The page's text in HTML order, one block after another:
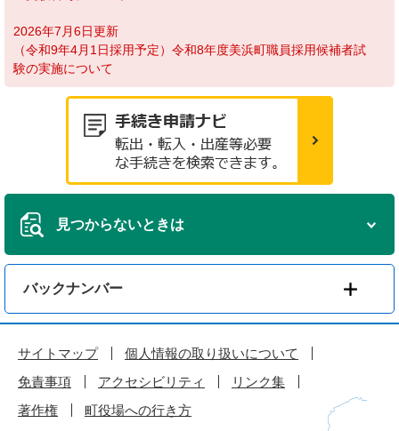
2026年7月6日更新
（令和9年4月1日採用予定）令和8年度美浜町職員採用候補者試
験の実施について
見つからないときは
バックナンバー
サイトマップ
個人情報の取り扱いについて
免責事項
アクセシビリティ
リンク集
著作権
町役場への行き方